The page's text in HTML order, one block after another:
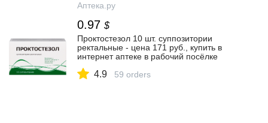
Аптека.ру
0.97 $
Проктостезол 10 шт. суппозитории
ректальные - цена 171 руб., купить в
интернет аптеке в рабочий посёлке
суппозитории ректальные, инструкция по
4.9 59 orders